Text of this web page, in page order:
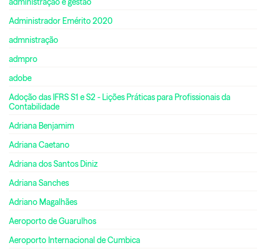
Administrador Emérito 2020
admnistração
admpro
adobe
Adoção das IFRS S1 e S2 - Lições Práticas para Profissionais da
Contabilidade
Adriana Benjamim
Adriana Caetano
Adriana dos Santos Diniz
Adriana Sanches
Adriano Magalhães
Aeroporto de Guarulhos
Aeroporto Internacional de Cumbica